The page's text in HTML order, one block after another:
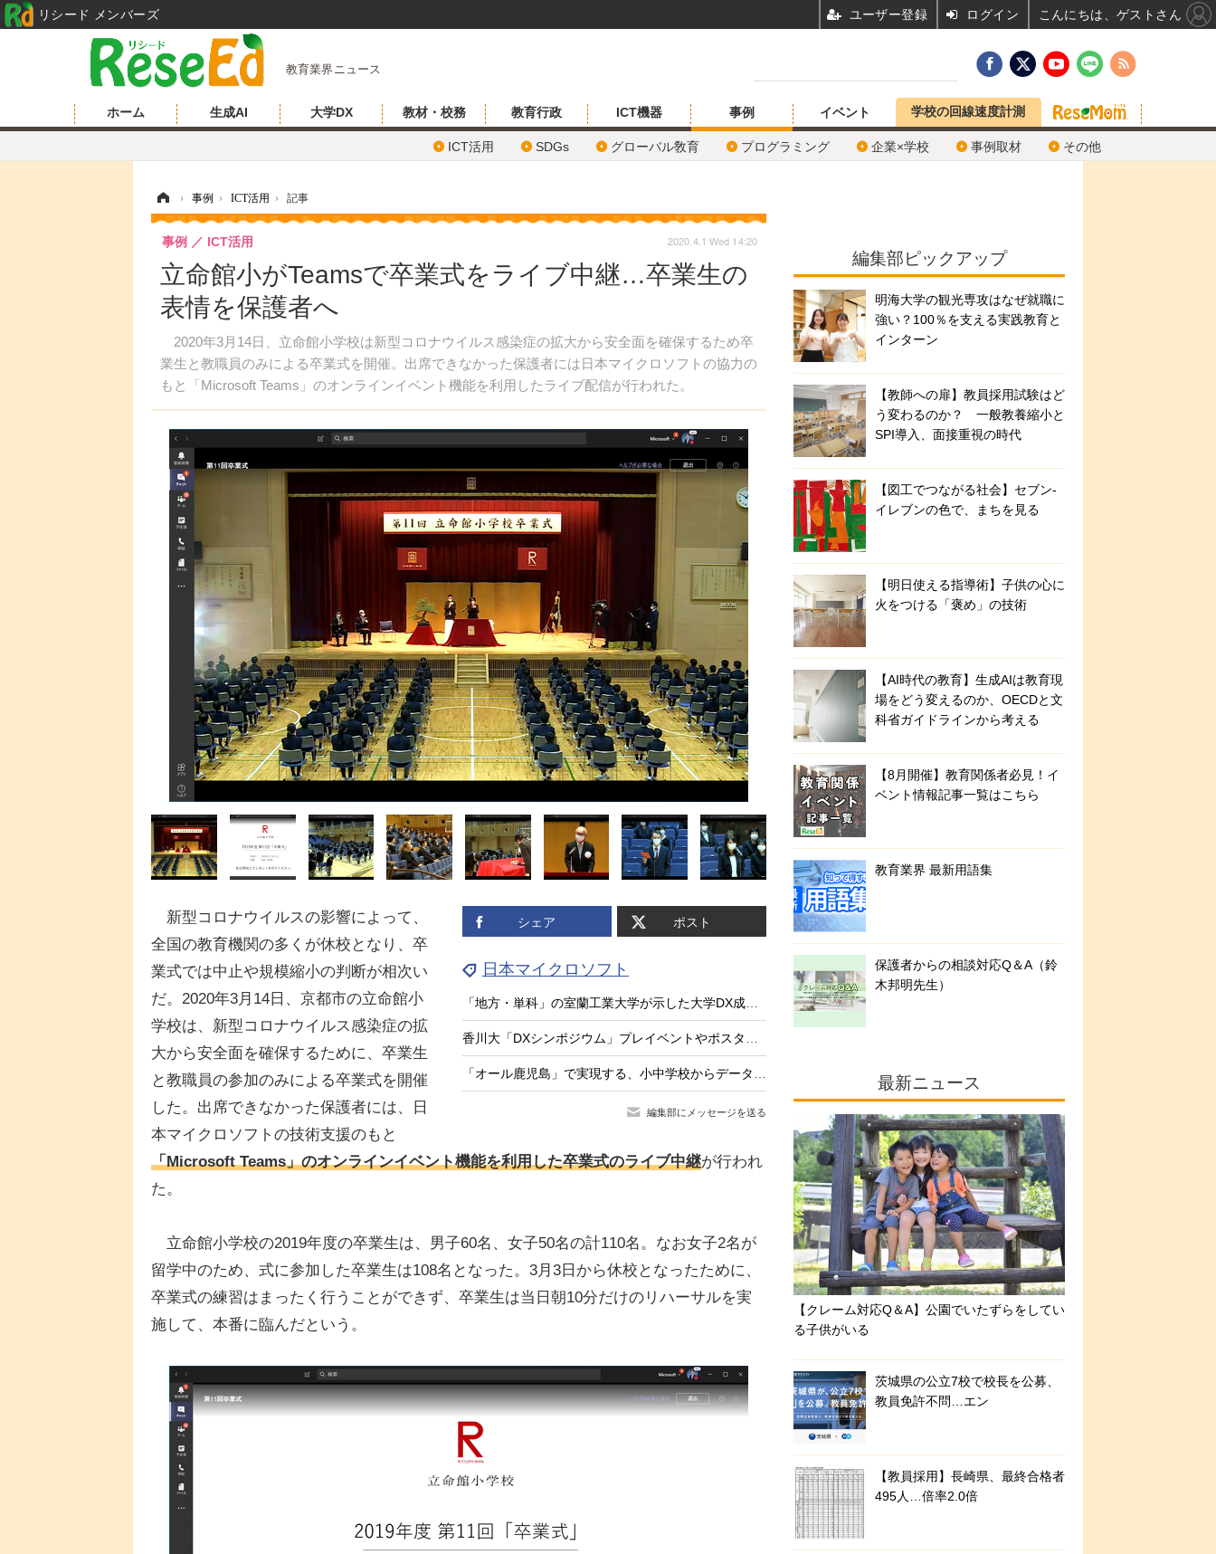
教育業界ニュース
ホーム 生成AI 大学DX 教材・校務 教育行政 ICT機器 事例
ICT活用 SDGs グローバル敎育 プログラミング 企業×学校 事例取材 その他
イベント 学校の回線速度計測
› 事例 › ICT活用 › 記事
立命館小がTeamsで卒業式をライブ中継…卒業生の
表情を保護者へ
2020年3月14日、立命館小学校は新型コロナウイルス感染症の拡大から安全面を確保するため卒
業生と教職員のみによる卒業式を開催。出席できなかった保護者には日本マイクロソフトの協力の
もと「Microsoft Teams」のオンラインイベント機能を利用したライブ配信が行われた。
事例 ICT活用 2020.4.1 Wed 14:20
シェア ポスト
日本マイクロソフト
「地方・単科」の室蘭工業大学が示した大学DX成功の処方箋
香川大「DXシンポジウム」プレイベントやポスターセッションも
「オール鹿児島」で実現する、小中学校からデータでつなぐ次世代校務DXの挑戦
編集部にメッセージを送る
新型コロナウイルスの影響によって、
全国の教育機関の多くが休校となり、卒
業式では中止や規模縮小の判断が相次い
だ。2020年3月14日、京都市の立命館小
学校は、新型コロナウイルス感染症の拡
大から安全面を確保するために、卒業生
と教職員の参加のみによる卒業式を開催
した。出席できなかった保護者には、日
本マイクロソフトの技術支援のもと
「Microsoft Teams」のオンラインイベント機能を利用した卒業式のライブ中継が行われ
た。
立命館小学校の2019年度の卒業生は、男子60名、女子50名の計110名。なお女子2名が
留学中のため、式に参加した卒業生は108名となった。3月3日から休校となったために、
卒業式の練習はまったく行うことができず、卒業生は当日朝10分だけのリハーサルを実
施して、本番に臨んだという。
編集部ピックアップ
明海大学の観光専攻はなぜ就職に
強い？100％を支える実践教育と
インターン
【教師への扉】教員採用試験はど
う変わるのか？ 一般教養縮小と
SPI導入、面接重視の時代
【図工でつながる社会】セブン‐
イレブンの色で、まちを見る
【明日使える指導術】子供の心に
火をつける「褒め」の技術
【AI時代の教育】生成AIは教育現
場をどう変えるのか、OECDと文
科省ガイドラインから考える
【8月開催】教育関係者必見！イ
ベント情報記事一覧はこちら
教育業界 最新用語集
保護者からの相談対応Q＆A（鈴
木邦明先生）
最新ニュース
【クレーム対応Q＆A】公園でいたずらをしてい
る子供がいる
茨城県の公立7校で校長を公募、
教員免許不問…エン
【教員採用】長崎県、最終合格者
495人…倍率2.0倍
リシード メンバーズ ユーザー登録 ログイン こんにちは、ゲストさん